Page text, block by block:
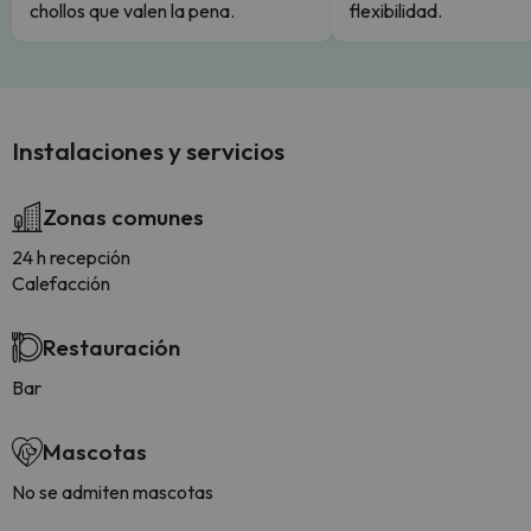
chollos que valen la pena. flexibilidad.
Instalaciones y servicios
Zonas comunes
24 h recepción
Calefacción
Restauración
Bar
Mascotas
No se admiten mascotas